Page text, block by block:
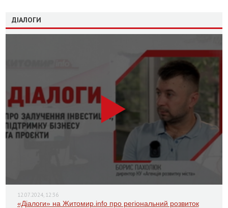
ДІАЛОГИ
12.07.2024, 12:36
«Діалоги» на Житомир.info про регіональний розвиток